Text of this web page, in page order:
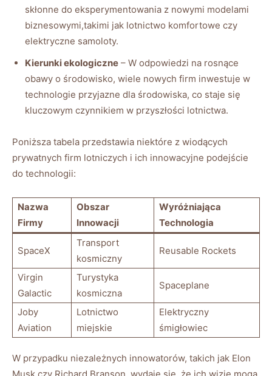
skłonne do eksperymentowania z nowymi modelami
biznesowymi,takimi jak lotnictwo komfortowe czy
elektryczne samoloty.
Kierunki ekologiczne – W odpowiedzi na rosnące
obawy o środowisko, wiele nowych firm inwestuje w
technologie przyjazne dla środowiska, co staje się
kluczowym czynnikiem w przyszłości lotnictwa.
Poniższa tabela przedstawia niektóre z wiodących
prywatnych firm lotniczych i ich innowacyjne podejście
do technologii:
Nazwa
Firmy
Obszar
Innowacji
Wyróżniająca
Technologia
SpaceX
Transport
kosmiczny
Reusable Rockets
Virgin
Galactic
Turystyka
kosmiczna
Spaceplane
Joby
Aviation
Lotnictwo
miejskie
Elektryczny
śmigłowiec
W przypadku niezależnych innowatorów, takich jak Elon